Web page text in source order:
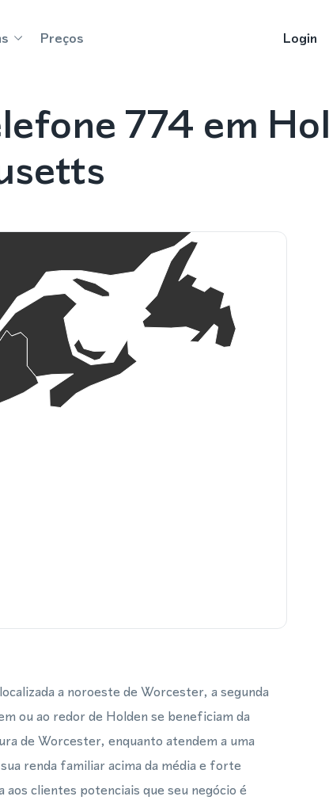
Preços Login
774 em
a noroeste de Worcester, a segunda
ou ao redor de Holden se beneficiam da
de Worcester, enquanto atendem a uma
renda familiar acima da média e forte
clientes potenciais que seu negócio é